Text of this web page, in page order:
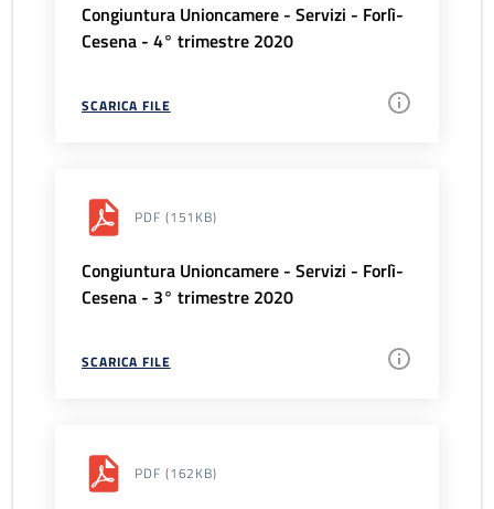
Congiuntura Unioncamere - Servizi - Forlì-
Cesena - 4° trimestre 2020
SCARICA FILE
PDF (151KB)
Congiuntura Unioncamere - Servizi - Forlì-
Cesena - 3° trimestre 2020
SCARICA FILE
PDF (162KB)